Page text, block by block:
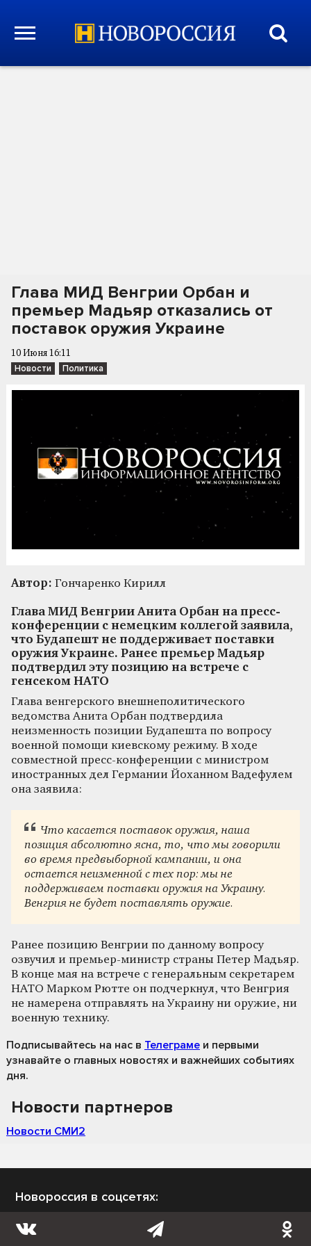
Глава МИД Венгрии Орбан и
премьер Мадьяр отказались от
поставок оружия Украине
10 Июня 16:11
Новости Политика
Автор: Гончаренко Кирилл
Глава МИД Венгрии Анита Орбан на пресс-
конференции с немецким коллегой заявила,
что Будапешт не поддерживает поставки
оружия Украине. Ранее премьер Мадьяр
подтвердил эту позицию на встрече с
генсеком НАТО
Глава венгерского внешнеполитического
ведомства Анита Орбан подтвердила
неизменность позиции Будапешта по вопросу
военной помощи киевскому режиму. В ходе
совместной пресс-конференции с министром
иностранных дел Германии Йоханном Вадефулем
она заявила:
Что касается поставок оружия, наша
позиция абсолютно ясна, то, что мы говорили
во время предвыборной кампании, и она
остается неизменной с тех пор: мы не
поддерживаем поставки оружия на Украину.
Венгрия не будет поставлять оружие.
Ранее позицию Венгрии по данному вопросу
озвучил и премьер-министр страны Петер Мадьяр.
В конце мая на встрече с генеральным секретарем
НАТО Марком Рютте он подчеркнул, что Венгрия
не намерена отправлять на Украину ни оружие, ни
военную технику.
Подписывайтесь на нас в Телеграме и первыми
узнавайте о главных новостях и важнейших событиях
дня.
Новости партнеров
Новости СМИ2
Новороссия в соцсетях: